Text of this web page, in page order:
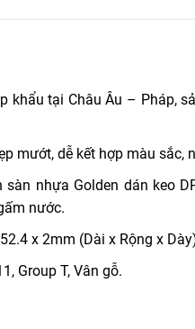
khẩu tại Châu Âu – Pháp,
mướt, dễ kết hợp màu sắc,
nhựa Golden dán keo
nước.
x 2mm (Dài x Rộng x
Group T, Vân gỗ.